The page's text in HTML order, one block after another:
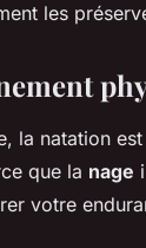
les
la natation
que la nage
votre